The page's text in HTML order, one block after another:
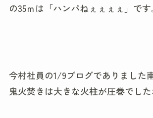
の35ｍは「ハンパねぇぇぇぇ」です
今村社員の1/9ブログでありました
鬼火焚きは大きな火柱が圧巻でした